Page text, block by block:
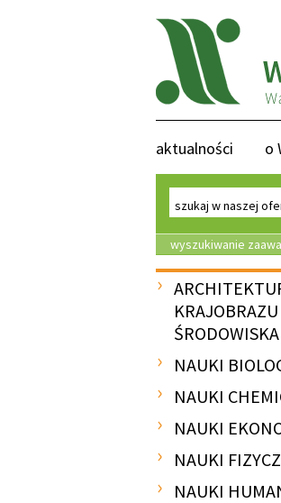
aktualności o
wyszukiwanie
ŚRODOWISKA
NAUKI
NAUKI
NAUKI
NAUKI
NAUKI